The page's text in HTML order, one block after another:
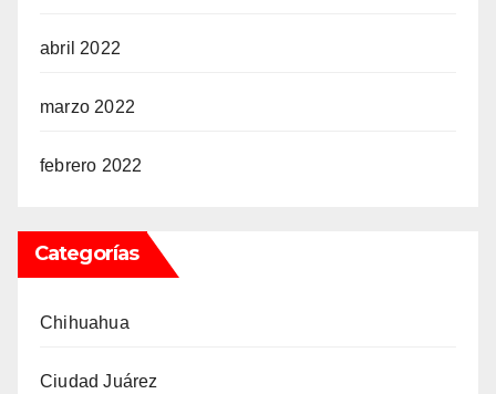
abril 2022
marzo 2022
febrero 2022
Categorías
Chihuahua
Ciudad Juárez